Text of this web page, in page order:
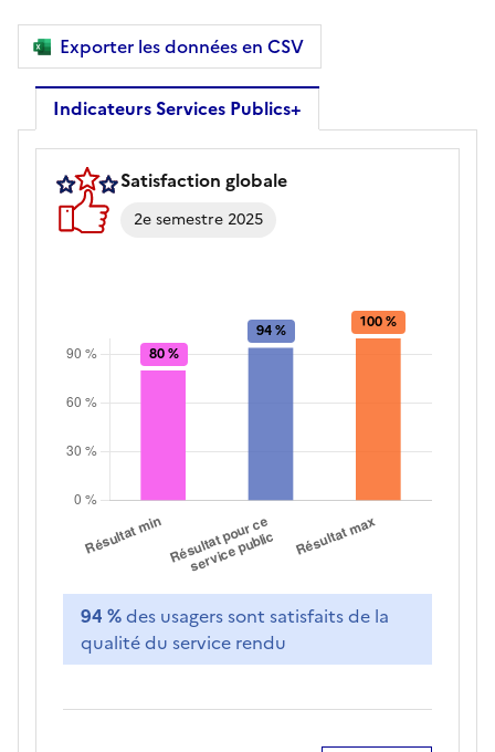
Exporter les données en CSV
Indicateurs Services Publics+
Satisfaction globale
2e semestre 2025
94 %des usagers sont satisfaits de la
qualité du service rendu